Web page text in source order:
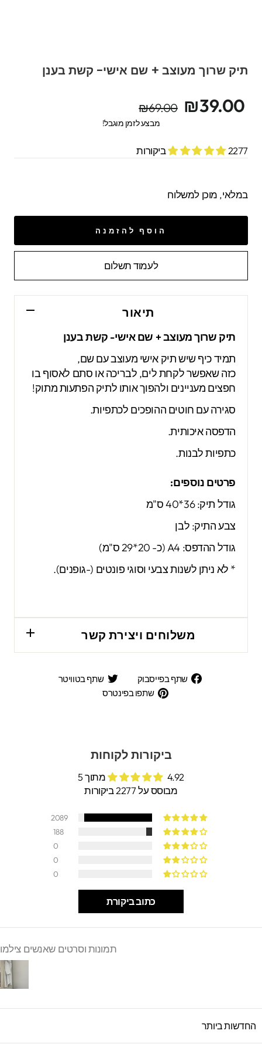
תיק שרוך מעוצב + שם אישי- קשת בענן
מחיר
מקורי
מחיר
מבצע
₪39.00
₪69.00
מבצע לזמן מוגבל!
2277 ביקורות
במלאי, מוכן למשלוח
הוסף להזמנה
לעמוד תשלום
תיאור
תיק שרוך מעוצב + שם אישי- קשת בענן
תמיד כיף שיש תיק אישי מעוצב עם שם,
כזה שאפשר לקחת לים, לבריכה או סתם לאסוף בו
חפצים מעניינים ולהפוך אותו לתיק הפתעות מתוק!
סגירה עם חוטים ההופכים לכתפיות.
הדפסה איכותית.
כתפיות לבנות.
פרטים נוספים:
גודל תיק: 36*40 ס"מ
צבע התיק: לבן
גודל ההדפס: A4 (כ- 20*29 ס"מ)
* לא ניתן לשנות צבעי וסוגי פונטים (-גופנים).
משלוחים ויצירת קשר
שתף בפייסבוק
שתף
בפייסבוק
שתף בטוויטר
שתפו בפינטרס
ביקורות לקוחות
4.92 מתוך 5
מבוסס על 2277 ביקורות
2089
188
0
0
0
כתוב ביקורת
תמונות וסרטים שאנשים צילמו
SORT